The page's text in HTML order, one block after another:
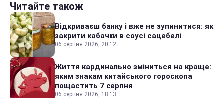
Читайте також
Відкриваєш банку і вже не зупинитися: як
закрити кабачки в соусі сацебелі
06 серпня 2026, 20:12
Життя кардинально зміниться на краще:
яким знакам китайського гороскопа
пощастить 7 серпня
06 серпня 2026, 18:13